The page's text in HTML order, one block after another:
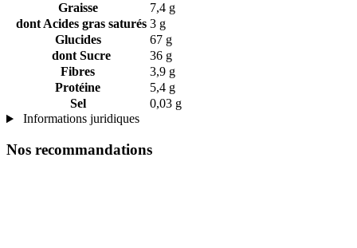
Graisse
7,4 g
dont Acides gras saturés 3 g
Glucides
67 g
dont Sucre
36 g
Fibres
3,9 g
Protéine
5,4 g
Sel
0,03 g
Informations juridiques
Nos recommandations